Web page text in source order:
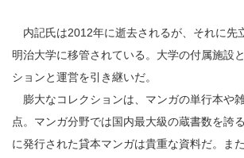
内記氏は2012年に逝去されるが、それに先
明治大学に移管されている。大学の付属施設
ションと運営を引き継いだ。
膨大なコレクションは、マンガの単行本や
点。マンガ分野では国内最大級の蔵書数を誇
に発行された貸本マンガは貴重な資料だ。ま